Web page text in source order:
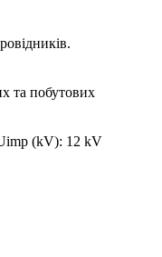
та побутових
(kV): 12 kV